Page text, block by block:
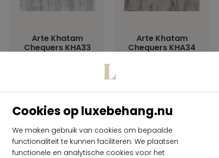
Cookies op luxebehang.nu
We maken gebruik van cookies om bepaalde
functionaliteit te kunnen faciliteren. We plaatsen
functionele en analytische cookies voor het
Arte Khatam
Chequers KHA33
Arte Khatam
Chequers KHA34